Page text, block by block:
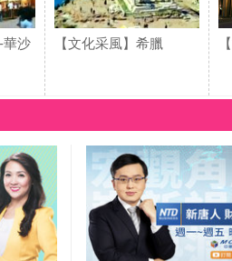
華沙 【文化采風】希臘